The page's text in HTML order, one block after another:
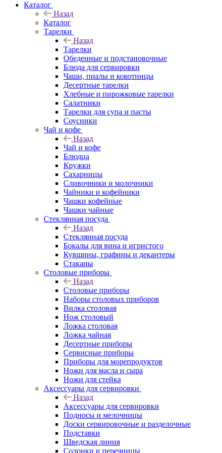
Каталог
Назад
Каталог
Тарелки
Назад
Тарелки
Обеденные и подстановочные
Блюда для сервировки
Чаши, пиалы и кокотницы
Десертные тарелки
Хлебные и пирожковые тарелки
Салатники
Тарелки для супа и пасты
Соусники
Чай и кофе
Назад
Чай и кофе
Блюдца
Кружки
Сахарницы
Сливочники и молочники
Чайники и кофейники
Чашки кофейные
Чашки чайные
Стеклянная посуда
Назад
Стеклянная посуда
Бокалы для вина и игристого
Кувшины, графины и декантеры
Стаканы
Столовые приборы
Назад
Столовые приборы
Наборы столовых приборов
Вилка столовая
Нож столовый
Ложка столовая
Ложка чайная
Десертные приборы
Сервисные приборы
Приборы для морепродуктов
Ножи для масла и сыра
Ножи для стейка
Аксессуары для сервировки
Назад
Аксессуары для сервировки
Подносы и мелочницы
Доски сервировочные и разделочные
Подставки
Шведская линия
Солонки и перечницы